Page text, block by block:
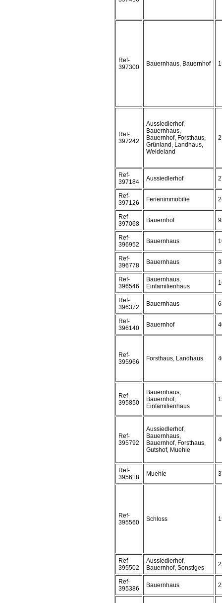
Ref-
397300
Bauernhaus, Bauernhof
Ref-
397242
Aussiedlerhof,
Bauernhaus,
Bauernhof, Forsthaus,
Grünland, Landhaus,
Weideland
Ref-
397184
Aussiedlerhof
Ref-
397126
Ferienimmobilie
Ref-
397068
Bauernhof
Ref-
396952
Bauernhaus
Ref-
396778
Bauernhaus
Ref-
396546
Bauernhaus,
Einfamilienhaus
Ref-
396372
Bauernhaus
Ref-
396140
Bauernhof
Ref-
395966
Forsthaus, Landhaus
Ref-
395850
Bauernhaus,
Bauernhof,
Einfamilienhaus
Ref-
395792
Aussiedlerhof,
Bauernhaus,
Bauernhof, Forsthaus,
Gutshof, Muehle
Ref-
395618
Muehle
Ref-
395560
Schloss
Ref-
395502
Aussiedlerhof,
Bauernhof, Sonstiges
Ref-
395386
Bauernhaus